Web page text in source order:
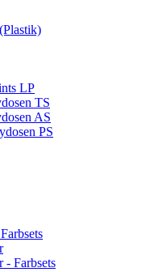
LP
TS
AS
PS
Farbsets